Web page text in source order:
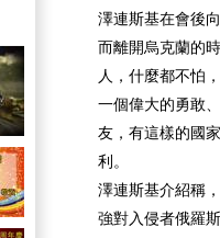
澤連斯基在會後
而離開烏克蘭的
人，什麼都不怕
一個偉大的勇敢
友，有這樣的國
利。
澤連斯基介紹稱
強對入侵者俄羅